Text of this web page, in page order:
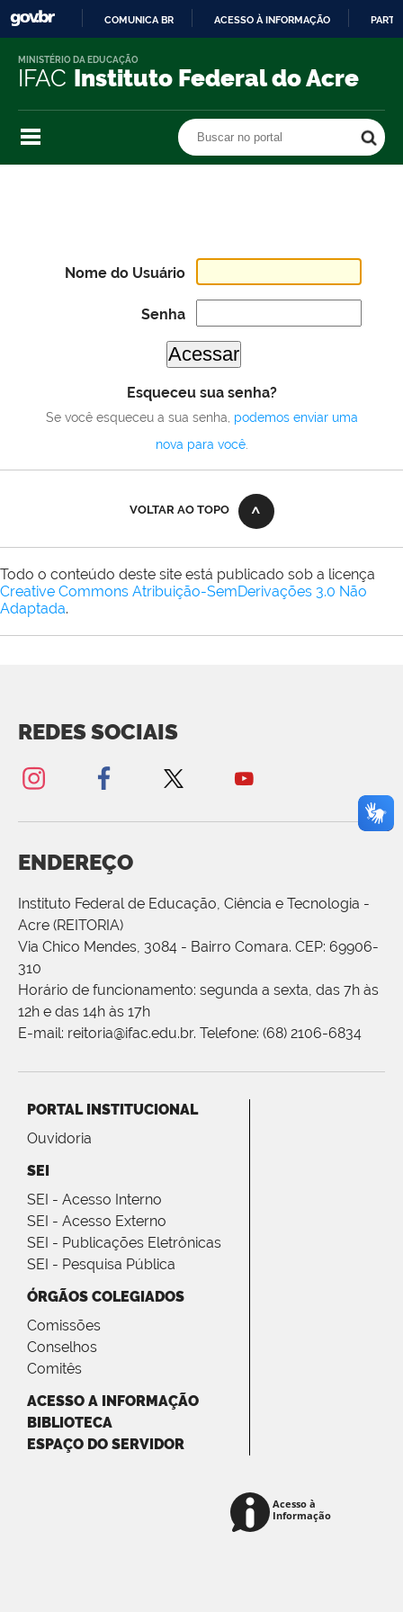
O
COMUNICA BR ACESSO À INFORMAÇÃO
IFAC Instituto Federal do Acre
MINISTÉRIO DA EDUCAÇÃO
Buscar no portal
Nome do Usuário
Senha
Esqueceu sua senha?
Se você esqueceu a sua senha, podemos enviar uma
nova para você.
VOLTAR AO TOPO
Todo o conteúdo deste site está publicado sob a licença
Creative Commons Atribuição-SemDerivações 3.0 Não
Adaptada.
REDES SOCIAIS
ENDEREÇO
Instituto Federal de Educação, Ciência e Tecnologia -
Acre (REITORIA)
Via Chico Mendes, 3084 - Bairro Comara. CEP: 69906-
310
Horário de funcionamento: segunda a sexta, das 7h às
12h e das 14h às 17h
E-mail: reitoria@ifac.edu.br. Telefone: (68) 2106-6834
PORTAL INSTITUCIONAL
Ouvidoria
SEI
SEI - Acesso Interno
SEI - Acesso Externo
SEI - Publicações Eletrônicas
SEI - Pesquisa Pública
ÓRGÃOS COLEGIADOS
Comissões
Conselhos
Comitês
ACESSO A INFORMAÇÃO
BIBLIOTECA
ESPAÇO DO SERVIDOR